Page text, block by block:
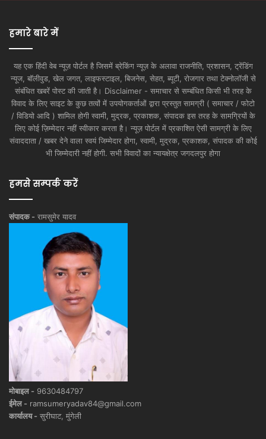
हमारे बारे में
यह एक हिंदी वेब न्यूज़ पोर्टल है जिसमें ब्रेकिंग न्यूज़ के अलावा राजनीति, प्रशासन, ट्रेंडिंग
न्यूज, बॉलीवुड, खेल जगत, लाइफस्टाइल, बिजनेस, सेहत, ब्यूटी, रोजगार तथा टेक्नोलॉजी से
संबंधित खबरें पोस्ट की जाती है। Disclaimer - समाचार से सम्बंधित किसी भी तरह के
विवाद के लिए साइट के कुछ तत्वों में उपयोगकर्ताओं द्वारा प्रस्तुत सामग्री ( समाचार / फोटो
/ विडियो आदि ) शामिल होगी स्वामी, मुद्रक, प्रकाशक, संपादक इस तरह के सामग्रियों के
लिए कोई ज़िम्मेदार नहीं स्वीकार करता है। न्यूज़ पोर्टल में प्रकाशित ऐसी सामग्री के लिए
संवाददाता / खबर देने वाला स्वयं जिम्मेदार होगा, स्वामी, मुद्रक, प्रकाशक, संपादक की कोई
भी जिम्मेदारी नहीं होगी. सभी विवादों का न्यायक्षेत्र जगदलपुर होगा
हमसे सम्पर्क करें
संपादक - रामसुमेर यादव
मोबाइल - 9630484797
ईमेल - ramsumeryadav84@gmail.com
कार्यालय - सुरीघाट, मुंगेली